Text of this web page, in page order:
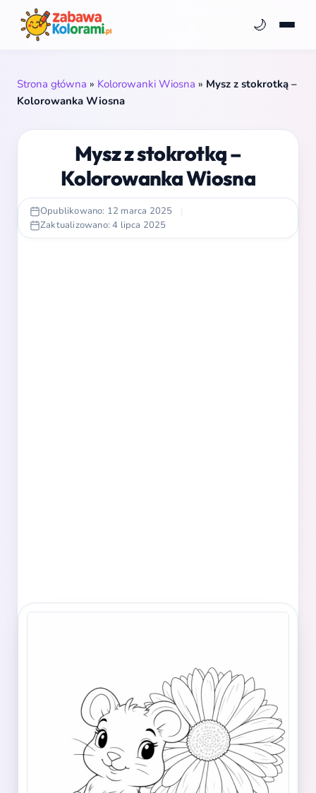
🌙
Strona główna » Kolorowanki Wiosna » Mysz z stokrotką –
Kolorowanka Wiosna
Mysz z stokrotką –
Kolorowanka Wiosna
Opublikowano: 12 marca 2025
|
Zaktualizowano: 4 lipca 2025